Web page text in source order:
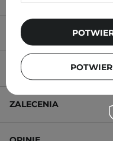
OPIS PRODUKTU
SKŁAD
ZALECENIA